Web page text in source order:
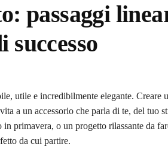
passaggi
successo
utile e incredibilmente elegante. Creare
a un accessorio che parla di te, del tuo
in primavera, o un progetto rilassante da
da cui partire.